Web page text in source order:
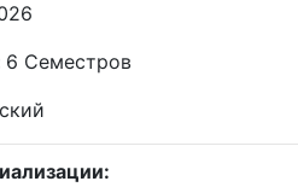
6 Семестров